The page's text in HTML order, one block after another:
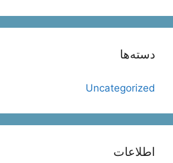
دسته‌ها
Uncategorized
اطلاعات